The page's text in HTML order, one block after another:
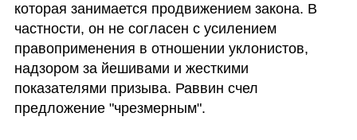
которая занимается продвижением закона. В
частности, он не согласен с усилением
правоприменения в отношении уклонистов,
надзором за йешивами и жесткими
показателями призыва. Раввин счел
предложение "чрезмерным".